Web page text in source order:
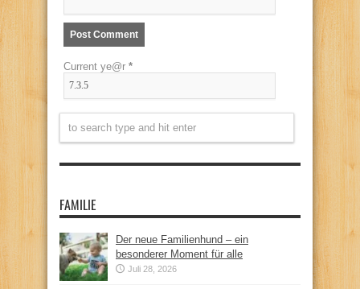
Current ye@r *
FAMILIE
Der neue Familienhund – ein
besonderer Moment für alle
Juli 28, 2026